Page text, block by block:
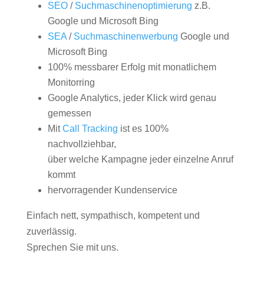
SEO/ Suchmaschinenoptimierung z.B.
Google und Microsoft Bing
SEA/ Suchmaschinenwerbung Google und
Microsoft Bing
100% messbarer Erfolg mit monatlichem
Monitorring
Google Analytics, jeder Klick wird genau
gemessen
MitCall Tracking ist es 100%
nachvollziehbar,
über welche Kampagne jeder einzelne Anruf
kommt
hervorragender Kundenservice
Einfach nett, sympathisch, kompetent und
zuverlässig.
Sprechen Sie mit uns.